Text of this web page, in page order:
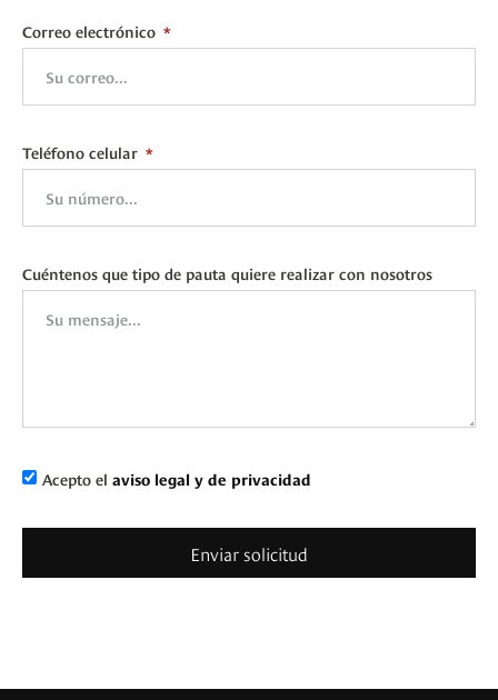
Correo electrónico
Teléfono celular
Cuéntenos que tipo de pauta quiere realizar con nosotros
Acepto el aviso legal y de privacidad
Enviar solicitud